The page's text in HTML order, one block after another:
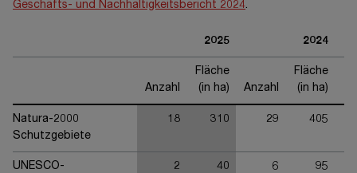
Geschäfts- und Nachhaltigkeitsbericht 2024.
2025 2024
Anzahl
Fläche
(in ha)
Anzahl
Fläche
(in ha)
Natura-2000
Schutzgebiete
18 310 29 405
UNESCO-
2 40 6 95